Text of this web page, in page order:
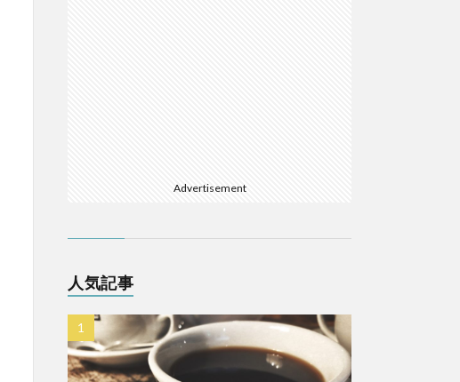
Advertisement
人気記事